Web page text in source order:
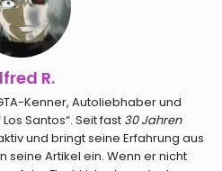
R.
Kenner, Autoliebhaber und
Santos“. Seit fast 30 Jahren
und bringt seine Erfahrung aus
seine Artikel ein. Wenn er nicht